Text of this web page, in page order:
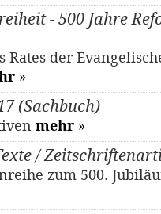
- 500 Jahre
Rates der
»
(Sachbuch)
mehr »
/
zum 500.